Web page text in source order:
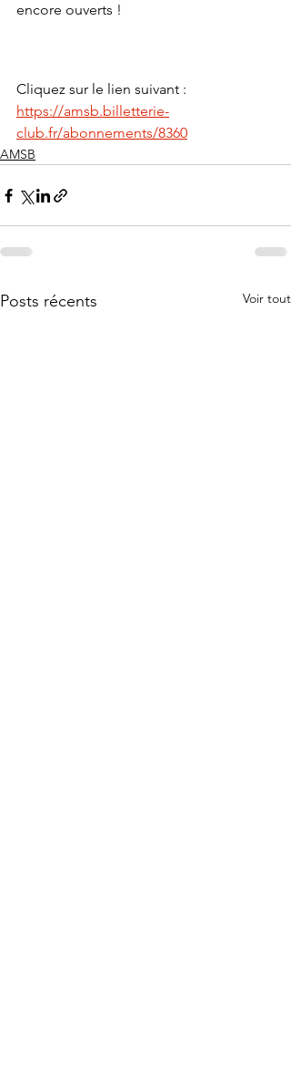
encore ouverts !
Cliquez sur le lien suivant :
https://amsb.billetterie-
club.fr/abonnements/8360
AMSB
Posts récents Voir tout